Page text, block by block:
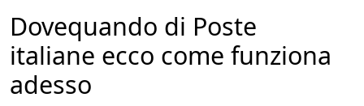
Dovequando di Poste
italiane ecco come funziona
adesso